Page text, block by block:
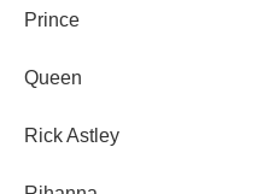
Prince
Queen
Rick Astley